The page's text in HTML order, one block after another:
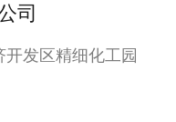
司
发区精细化工园